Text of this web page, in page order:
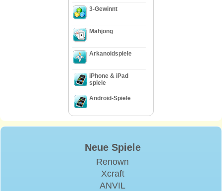
3-Gewinnt
Mahjong
Arkanoidspiele
iPhone & iPad
spiele
Android-Spiele
Neue Spiele
Renown
Xcraft
ANVIL